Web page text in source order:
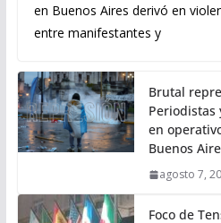
en Buenos Aires derivó en
entre manifestantes y
Brutal
Periodistas
en
Buenos
agosto 7,
Foco de